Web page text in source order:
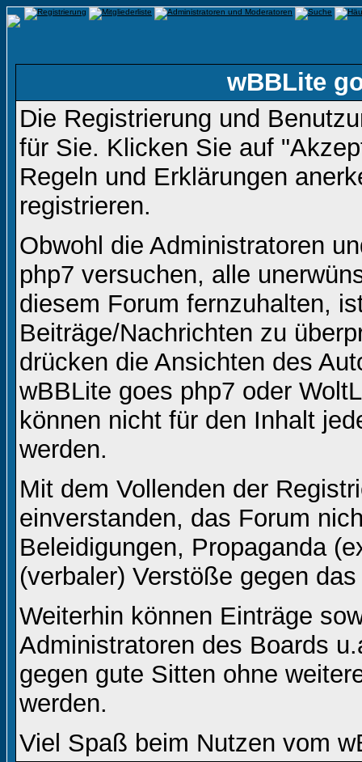
wBBLite
Die Registrierung und
für Sie. Klicken Sie auf
Regeln und Erklärungen
registrieren.
Obwohl die Administratoren
php7 versuchen, alle
diesem Forum fernzuhalten,
Beiträge/Nachrichten zu
drücken die Ansichten des
wBBLite goes php7 oder
können nicht für den Inhalt
werden.
Mit dem Vollenden der
einverstanden, das Forum
Beleidigungen, Propaganda
(verbaler) Verstöße gegen
Weiterhin können Einträge
Administratoren des Boards
gegen gute Sitten ohne
werden.
Viel Spaß beim Nutzen vom